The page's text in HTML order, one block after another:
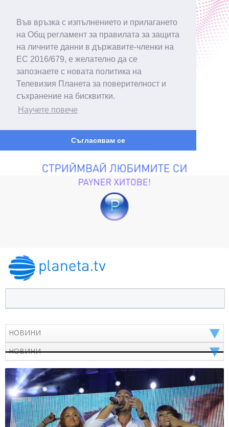
Във връзка с изпълнението и прилагането
на Общ регламент за правилата за защита
на личните данни в държавите-членки на
ЕС 2016/679, е желателно да се
запознаете с новата политика на
Телевизия Планета за поверителност и
съхранение на бисквитки.
Научете повече
Съгласявам се